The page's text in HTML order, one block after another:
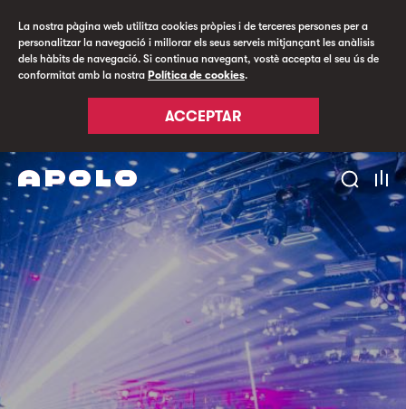
La nostra pàgina web utilitza cookies pròpies i de terceres persones per a
personalitzar la navegació i millorar els seus serveis mitjançant les anàlisis
dels hàbits de navegació. Si continua navegant, vostè accepta el seu ús de
conformitat amb la nostra Política de cookies.
ACCEPTAR